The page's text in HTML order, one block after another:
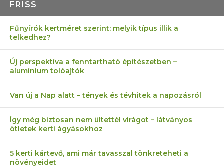
FRISS
Fűnyírók kertméret szerint: melyik típus illik a
telkedhez?
Új perspektíva a fenntartható építészetben –
alumínium tolóajtók
Van új a Nap alatt – tények és tévhitek a napozásról
Így még biztosan nem ültettél virágot – látványos
ötletek kerti ágyásokhoz
5 kerti kártevő, ami már tavasszal tönkreteheti a
növényeidet